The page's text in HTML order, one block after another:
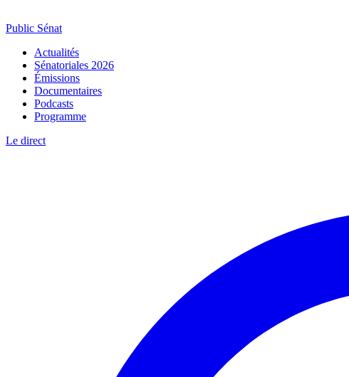
Public Sénat
Actualités
Sénatoriales 2026
Émissions
Documentaires
Podcasts
Programme
Le direct